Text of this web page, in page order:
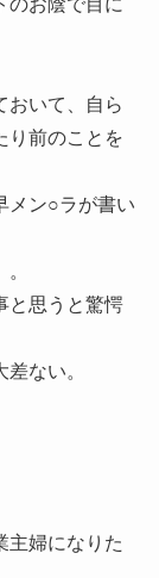
のお陰で目に
おいて、自ら
り前のことを
メン○ラが書い
と思うと驚愕
ない。
主婦になりた